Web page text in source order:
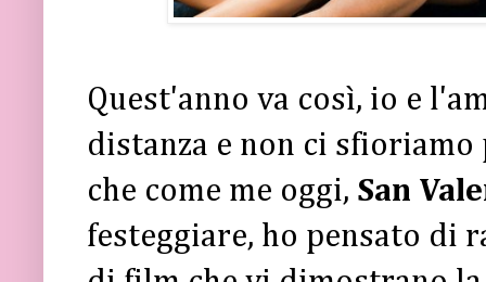
Quest'anno va così, io e
distanza e non ci
che come me oggi, San
festeggiare, ho pensato di